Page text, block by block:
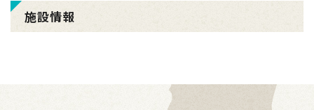
施設情報